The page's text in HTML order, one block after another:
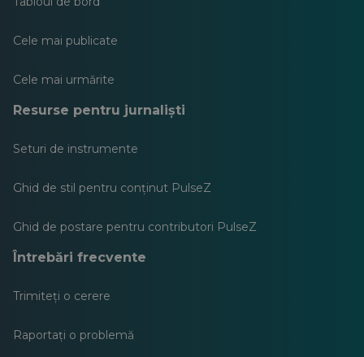
Cele mai publicate
Cele mai urmărite
Resurse pentru jurnaliști
Seturi de instrumente
Ghid de stil pentru conținut PulseZ
Ghid de postare pentru contributori PulseZ
Întrebări frecvente
Trimiteți o cerere
Raportați o problemă